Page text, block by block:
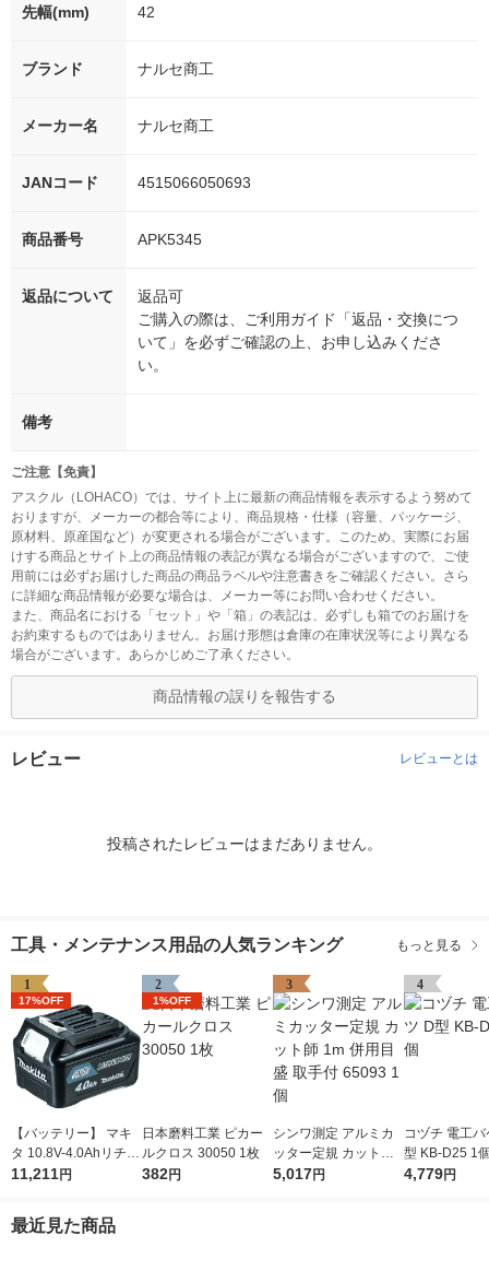
先幅(mm) 42
ブランド ナルセ商工
メーカー名 ナルセ商工
JANコード 4515066050693
商品番号 APK5345
返品について
返品可
ご購入の際は、ご利用ガイド「返品・交換につ
いて」を必ずご確認の上、お申し込みくださ
い。
備考
ご注意【免責】
アスクル（LOHACO）では、サイト上に最新の商品情報を表示するよう努めて
おりますが、メーカーの都合等により、商品規格・仕様（容量、パッケージ、
原材料、原産国など）が変更される場合がございます。このため、実際にお届
けする商品とサイト上の商品情報の表記が異なる場合がございますので、ご使
用前には必ずお届けした商品の商品ラベルや注意書きをご確認ください。さら
に詳細な商品情報が必要な場合は、メーカー等にお問い合わせください。
また、商品名における「セット」や「箱」の表記は、必ずしも箱でのお届けを
お約束するものではありません。お届け形態は倉庫の在庫状況等により異なる
場合がございます。あらかじめご了承ください。
商品情報の誤りを報告する
レビュー レビューとは
投稿されたレビューはまだありません。
工具・メンテナンス用品の人気ランキング もっと見る
1
17%OFF
【バッテリー】 マキ
タ 10.8V-4.0Ahリチウ
ムイオンバッテリ A-5
11,211円
2
1%OFF
日本磨料工業 ピカー
ルクロス 30050 1枚
382円
3
シンワ測定 アルミカ
ッター定規 カット師
1m 併用目盛 取手付 6
5,017円
4
コヅチ 電工
型 KB-D25 1
4,779円
最近見た商品